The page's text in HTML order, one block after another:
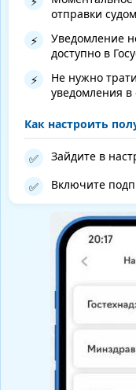
отправки судом
⚡
Уведомление
доступно в
⚡
Не нужно
уведомления
Как настроить
✅ Зайдите в
✅ Включите